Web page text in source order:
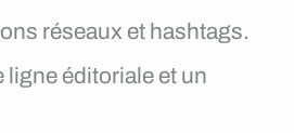
réseaux et hashtags.
ligne éditoriale et un